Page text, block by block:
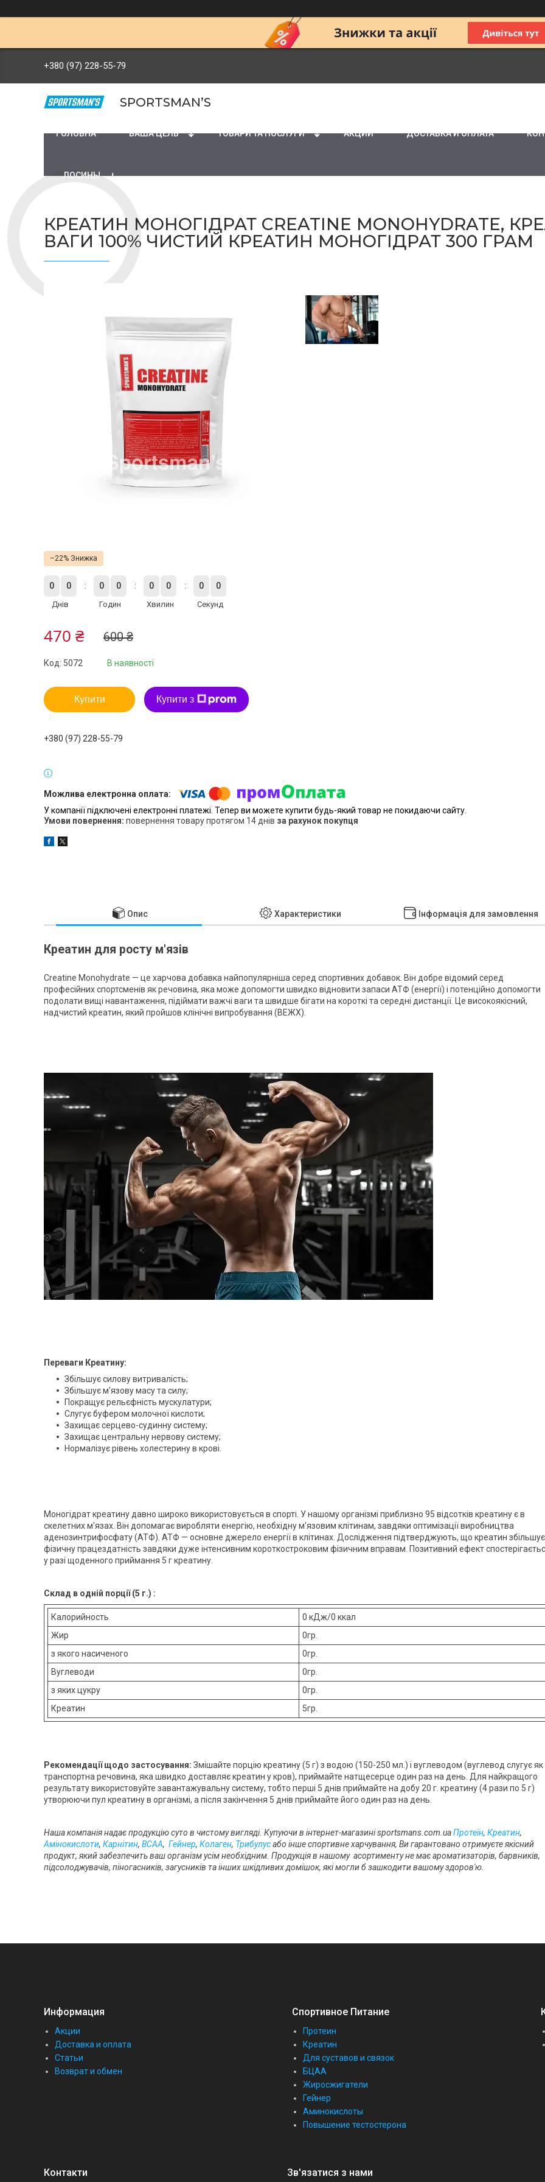
+380 (97) 228-55-79
SPORTSMAN’S
ГОЛОВНА ВАША ЦЕЛЬ ТОВАРИ ТА ПОСЛУГИ АКЦИИ ДОСТАВКА И ОПЛАТА
ЛОСИНЫ
КРЕАТИН МОНОГІДРАТ СREATINE MONOHYDRATE,
ВАГИ 100% ЧИСТИЙ КРЕАТИН МОНОГІДРАТ 300 ГРАМ
–22%
0 0
Днів
0 0
Годин
0 0
Хвилин
0 0
Секунд
600 ₴
470 ₴
В наявності
Код: 5072
Купити Купити з
+380 (97) 228-55-79
У компанії підключені електронні платежі. Тепер ви можете купити будь-який товар не покидаючи сайту.
повернення товару протягом 14 днів за рахунок покупця
Опис Характеристики Інформація для замовлення
Креатин для росту м'язів
Creatine Monohydrate — це харчова добавка найпопулярніша серед спортивних добавок. Він добре відомий серед
професійних спортсменів як речовина, яка може допомогти швидко відновити запаси АТФ (енергії) і потенційно допомогти
подолати вищі навантаження, підіймати важчі ваги та швидше бігати на короткі та середні дистанції. Це високоякісний,
надчистий креатин, який пройшов клінічні випробування (ВЕЖХ).
Переваги Креатину:
Збільшує силову витривалість;
Збільшує м'язову масу та силу;
Покращує рельєфність мускулатури;
Слугує буфером молочної кислоти;
Захищає серцево-судинну систему;
Захищає центральну нервову систему;
Нормалізує рівень холестерину в крові.
Моногідрат креатину давно широко використовується в спорті. У нашому організмі приблизно 95 відсотків креатину є в
скелетних м'язах. Він допомагає виробляти енергію, необхідну м'язовим клітинам, завдяки оптимізації виробництва
аденозинтрифосфату (АТФ). АТФ — основне джерело енергії в клітинах. Дослідження підтверджують, що креатин збільшує
фізичну працездатність завдяки дуже інтенсивним короткостроковим фізичним вправам. Позитивний ефект
у разі щоденного приймання 5 г креатину.
Склад в одній порції (5 г.) :
Калорийность
0 кДж/0 ккал
Жир
0гр.
з якого насиченого
0гр.
Вуглеводи
0гр.
з яких цукру
0гр.
Креатин
5гр.
Рекомендації щодо застосування: Змішайте порцію креатину (5 г) з водою (150-250 мл.) і вуглеводом (вуглевод слугує як
транспортна речовина, яка швидко доставляє креатин у кров), приймайте натщесерце один раз на день. Для найкращого
результату використовуйте завантажувальну систему, тобто перші 5 днів приймайте на добу 20 г. креатину (4 рази по 5 г)
утворюючи пул креатину в організмі, а після закінчення 5 днів приймайте його один раз на день.
Наша компанія надає продукцію суто в чистому вигляді. Купуючи в інтернет-магазині sportsmans.com.uaПротеїн, Креатин,
Амінокислоти, Карнітин, BCAA, Гейнер, Колаген, Трибулусабо інше спортивне харчування, Ви гарантовано отримуєте якісний
продукт, який забезпечить ваш організм усім необхідним. Продукція в нашому асортименту не має ароматизаторів, барвників,
підсолоджувачів, піногасників, загусників та інших шкідливих домішок, які могли б зашкодити вашому здоров'ю.
Информация
Акции
Доставка и оплата
Статьи
Возврат и обмен
Спортивное Питание
Протеин
Креатин
Для суставов и связок
БЦАА
Жиросжигатели
Гейнер
Аминокислоты
Повышение тестостерона